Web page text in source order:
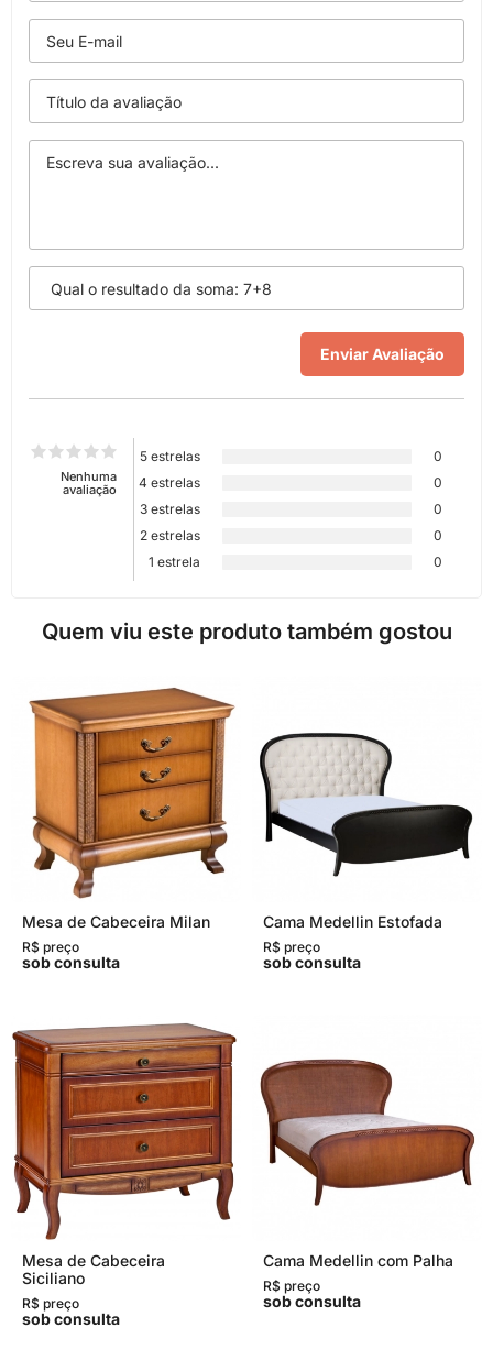
Nenhuma
avaliação
5 estrelas
0
4 estrelas
0
3 estrelas
0
2 estrelas
0
1 estrela
0
Quem viu este produto também gostou
Mesa de Cabeceira Milan
R$ preço
sob consulta
Cama Medellin Estofada
R$ preço
sob consulta
Mesa de Cabeceira
Siciliano
R$ preço
sob consulta
Cama Medellin com Palha
R$ preço
sob consulta